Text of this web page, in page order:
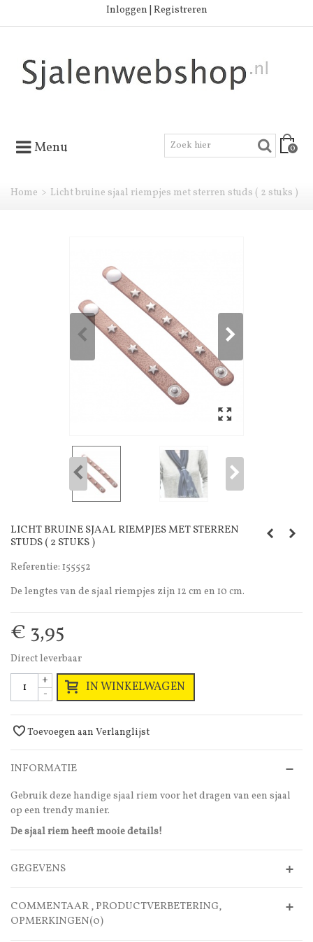
Inloggen | Registreren
Menu 0
Home > Licht bruine sjaal riempjes met sterren studs ( 2 stuks )
LICHT BRUINE SJAAL RIEMPJES MET STERREN
STUDS ( 2 STUKS )
Referentie: 155552
De lengtes van de sjaal riempjes zijn 12 cm en 10 cm.
€ 3,95
Direct leverbaar
-
+ IN WINKELWAGEN
Toevoegen aan Verlanglijst
INFORMATIE
Gebruik deze handige sjaal riem voor het dragen van een sjaal
op een trendy manier.
De sjaal riem heeft mooie details!
GEGEVENS
COMMENTAAR , PRODUCTVERBETERING,
OPMERKINGEN(0)